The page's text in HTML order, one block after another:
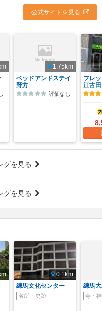
公式サイトを見る
1.75km
ベッドアンドステイ
野方
評価なし
フレ
江古田
グを見る
グを見る
0.1km
練馬文化センター
名所・史跡
練馬
寺・